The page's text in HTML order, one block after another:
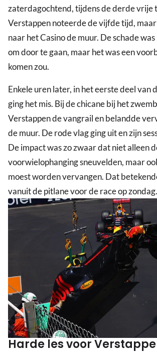
zaterdagochtend, tijdens de derde vrije
Verstappen noteerde de vijfde tijd,
naar het Casino de muur. De schade
om door te gaan, maar het was een
komen zou.
Enkele uren later, in het eerste deel van
ging het mis. Bij de chicane bij het
Verstappen de vangrail en belandde
de muur. De rode vlag ging uit en zijn
De impact was zo zwaar dat niet alleen
voorwielophanging sneuvelden, maar
moest worden vervangen. Dat
vanuit de pitlane voor de race op zondag.
Harde les voor